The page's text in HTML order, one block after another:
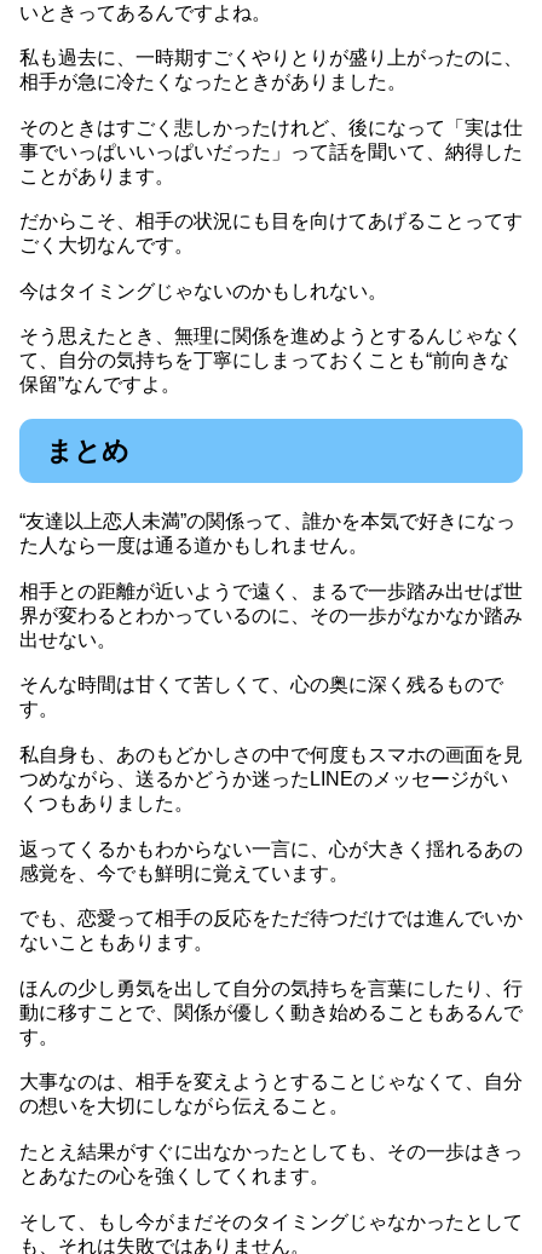
いときってあるんですよね。
私も過去に、一時期すごくやりとりが盛り上がったのに、
相手が急に冷たくなったときがありました。
そのときはすごく悲しかったけれど、後になって「実は仕
事でいっぱいいっぱいだった」って話を聞いて、納得した
ことがあります。
だからこそ、相手の状況にも目を向けてあげることってす
ごく大切なんです。
今はタイミングじゃないのかもしれない。
そう思えたとき、無理に関係を進めようとするんじゃなく
て、自分の気持ちを丁寧にしまっておくことも“前向きな
保留”なんですよ。
まとめ
“友達以上恋人未満”の関係って、誰かを本気で好きになっ
た人なら一度は通る道かもしれません。
相手との距離が近いようで遠く、まるで一歩踏み出せば世
界が変わるとわかっているのに、その一歩がなかなか踏み
出せない。
そんな時間は甘くて苦しくて、心の奥に深く残るもので
す。
私自身も、あのもどかしさの中で何度もスマホの画面を見
つめながら、送るかどうか迷ったLINEのメッセージがい
くつもありました。
返ってくるかもわからない一言に、心が大きく揺れるあの
感覚を、今でも鮮明に覚えています。
でも、恋愛って相手の反応をただ待つだけでは進んでいか
ないこともあります。
ほんの少し勇気を出して自分の気持ちを言葉にしたり、行
動に移すことで、関係が優しく動き始めることもあるんで
す。
大事なのは、相手を変えようとすることじゃなくて、自分
の想いを大切にしながら伝えること。
たとえ結果がすぐに出なかったとしても、その一歩はきっ
とあなたの心を強くしてくれます。
そして、もし今がまだそのタイミングじゃなかったとして
も、それは失敗ではありません。